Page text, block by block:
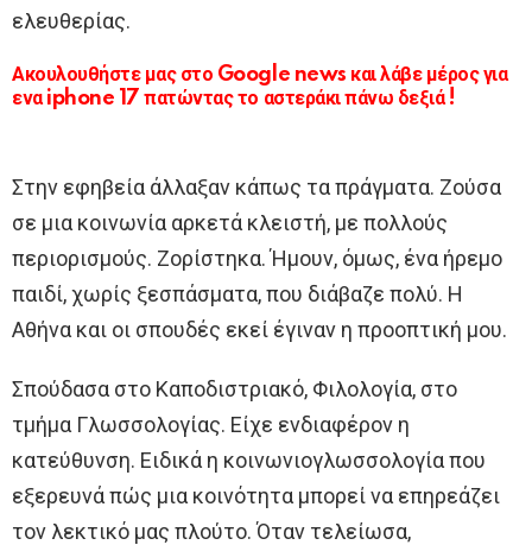
ελευθερίας.
Ακουλουθήστε μας στο Google news και λάβε μέρος για
ενα iphone 17 πατώντας το αστεράκι πάνω δεξιά !
Στην εφηβεία άλλαξαν κάπως τα πράγματα. Ζούσα
σε μια κοινωνία αρκετά κλειστή, με πολλούς
περιορισμούς. Ζορίστηκα. Ήμουν, όμως, ένα ήρεμο
παιδί, χωρίς ξεσπάσματα, που διάβαζε πολύ. Η
Αθήνα και οι σπουδές εκεί έγιναν η προοπτική μου.
Σπούδασα στο Καποδιστριακό, Φιλολογία, στο
τμήμα Γλωσσολογίας. Είχε ενδιαφέρον η
κατεύθυνση. Ειδικά η κοινωνιογλωσσολογία που
εξερευνά πώς μια κοινότητα μπορεί να επηρεάζει
τον λεκτικό μας πλούτο. Όταν τελείωσα,